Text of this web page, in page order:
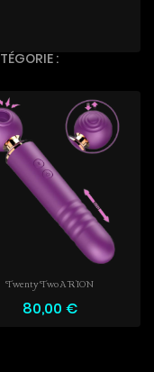
:
Twenty Two ARION
80,00 €